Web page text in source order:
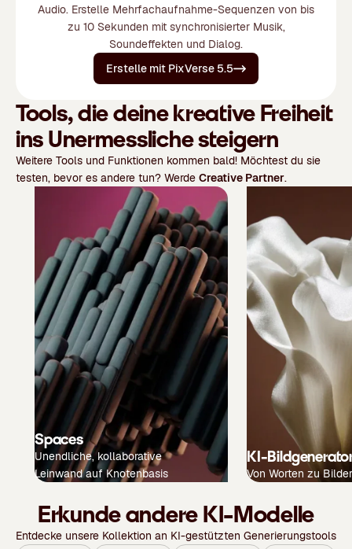
Audio. Erstelle Mehrfachaufnahme-Sequenzen von bis
zu 10 Sekunden mit synchronisierter Musik,
Soundeffekten und Dialog.
Erstelle mit PixVerse 5.5
Tools, die deine kreative Freiheit
ins Unermessliche steigern
Weitere Tools und Funktionen kommen bald! Möchtest du sie
testen, bevor es andere tun? Werde Creative Partner.
Spaces
Unendliche, kollaborative
Leinwand auf Knotenbasis
KI-
Von Worten zu
Erkunde andere KI-Modelle
Entdecke unsere Kollektion an KI-gestützten Generierungstools